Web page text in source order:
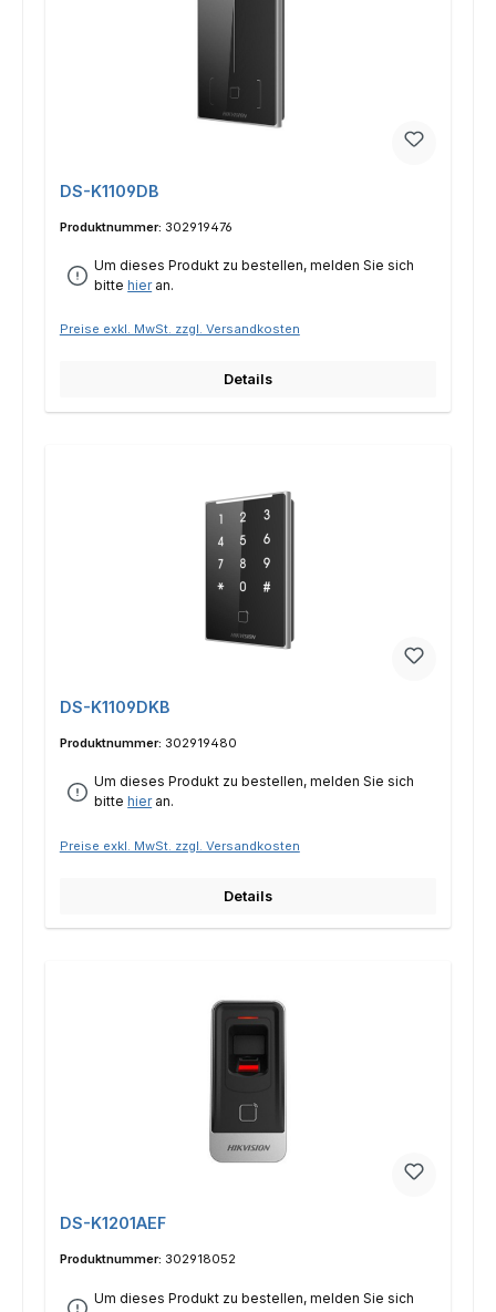
DS-K1109DB
Produktnummer: 302919476
Um dieses Produkt zu bestellen, melden Sie sich
bittehieran.
Preise exkl. MwSt. zzgl. Versandkosten
Details
DS-K1109DKB
Produktnummer: 302919480
Um dieses Produkt zu bestellen, melden Sie sich
bittehieran.
Preise exkl. MwSt. zzgl. Versandkosten
Details
DS-K1201AEF
Produktnummer: 302918052
Um dieses Produkt zu bestellen, melden Sie sich